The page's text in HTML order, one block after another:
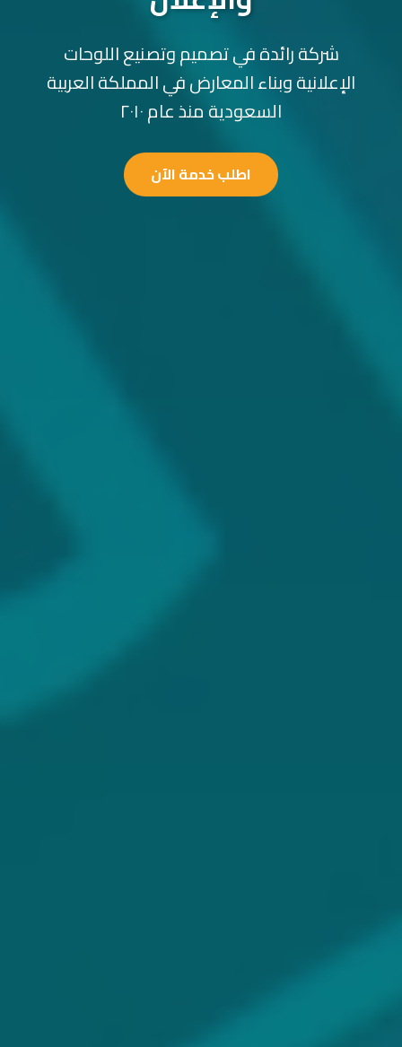
شركة رائدة في تصميم وتصنيع اللوحات
الإعلانية وبناء المعارض في المملكة العربية
السعودية منذ عام ٢٠١٠
اطلب خدمة الآن